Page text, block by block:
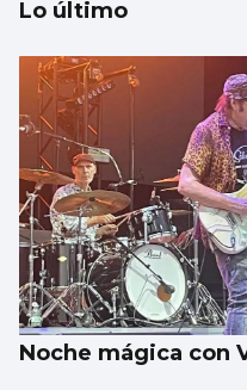
EDUCACIÓN
La FP Dual
todo en Vigo
Lo último
Noche mágica con